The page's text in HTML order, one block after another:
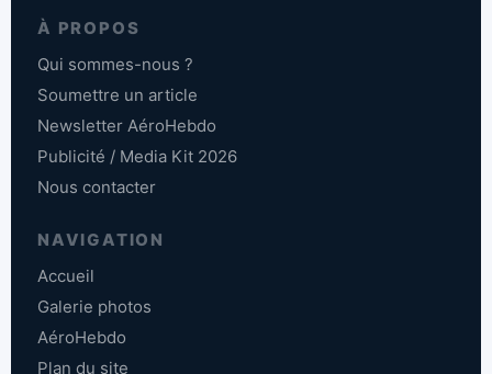
À PROPOS
Qui sommes-nous ?
Soumettre un article
Newsletter AéroHebdo
Publicité / Media Kit 2026
Nous contacter
NAVIGATION
Accueil
Galerie photos
AéroHebdo
Plan du site